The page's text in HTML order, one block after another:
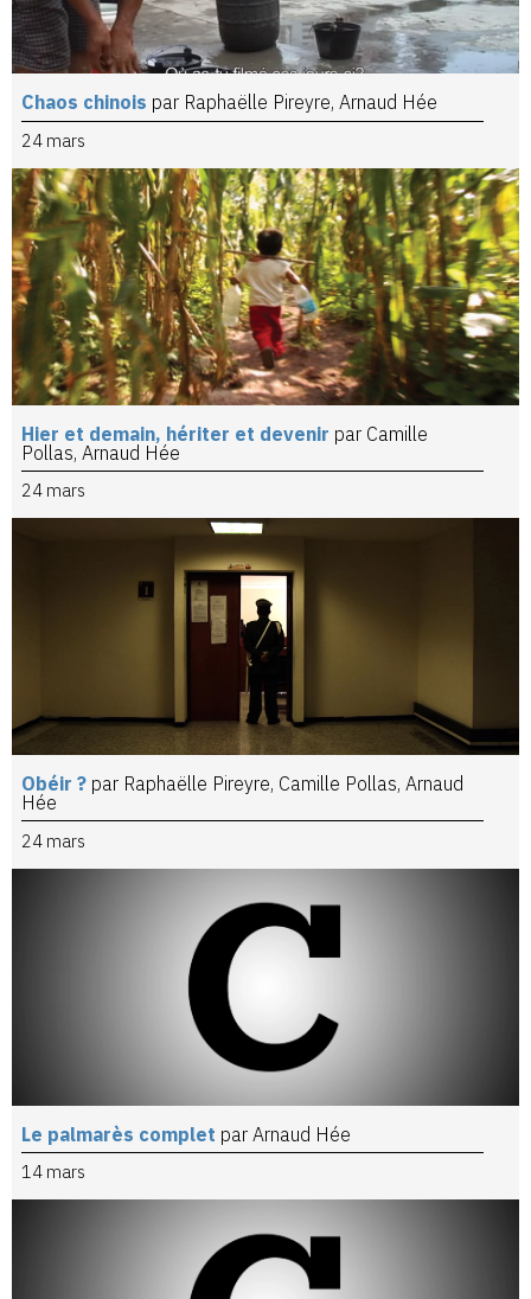
Chaos chinois par Raphaëlle Pireyre, Arnaud Hée
24 mars
Hier et demain, hériter et devenir par Camille
Pollas, Arnaud Hée
24 mars
Obéir ? par Raphaëlle Pireyre, Camille Pollas, Arnaud
Hée
24 mars
Le palmarès complet par Arnaud Hée
14 mars